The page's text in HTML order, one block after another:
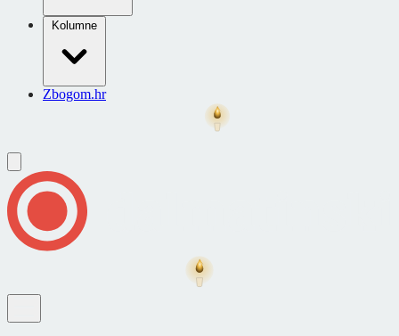
Kolumne
Zbogom.hr